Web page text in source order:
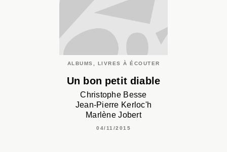
ALBUMS, LIVRES À ÉCOUTER
Un bon petit diable
Christophe Besse
Jean-Pierre Kerloc'h
Marlène Jobert
04/11/2015